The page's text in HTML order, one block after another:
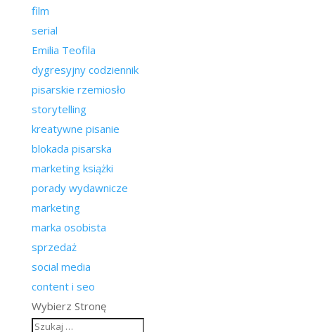
film
serial
Emilia Teofila
dygresyjny codziennik
pisarskie rzemiosło
storytelling
kreatywne pisanie
blokada pisarska
marketing książki
porady wydawnicze
marketing
marka osobista
sprzedaż
social media
content i seo
Wybierz Stronę